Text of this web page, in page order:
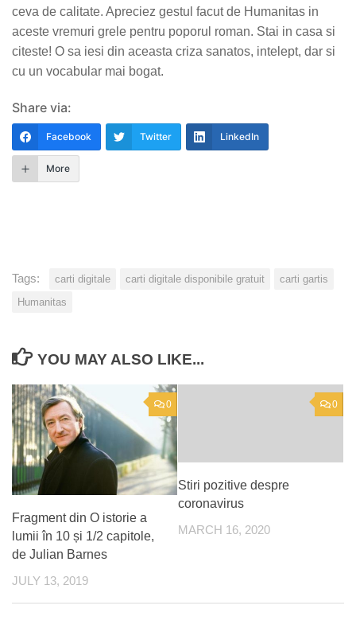
ceva de calitate. Apreciez gestul facut de Humanitas in
aceste vremuri grele pentru poporul roman. Stai in casa si
citeste! O sa iesi din aceasta criza sanatos, intelept, dar si
cu un vocabular mai bogat.
Share via:
Facebook Twitter LinkedIn
More
Tags: carti digitale carti digitale disponibile gratuit
carti gartis
Humanitas
YOU MAY ALSO LIKE...
0
Fragment din O istorie a
lumii în 10 și 1/2 capitole,
de Julian Barnes
JULY 13, 2019
0
Stiri pozitive despre
coronavirus
MARCH 16, 2020